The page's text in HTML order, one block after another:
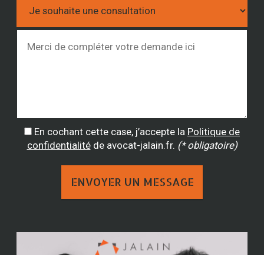
En cochant cette case, j’accepte la Politique de
confidentialitéde avocat-jalain.fr. (* obligatoire)